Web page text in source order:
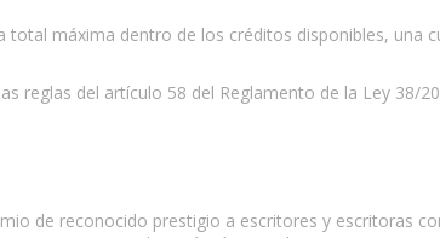
máxima dentro de los créditos disponibles, una
reglas del artículo 58 del Reglamento de la Ley 38/
de reconocido prestigio a escritores y escritoras